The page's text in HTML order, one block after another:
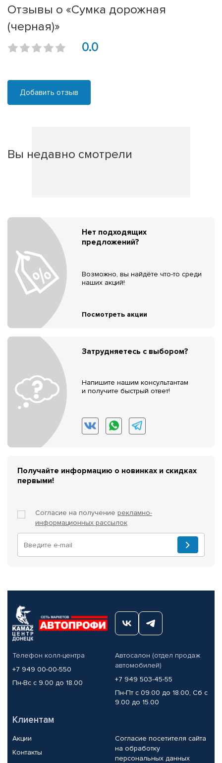
Отзывы о «Сумка дорожная
(черная)»
0.0
Добавить отзыв
Вы недавно смотрели
Нет подходящих
предложений?
Возможно, вы найдёте что-то среди
наших акций!
Посмотреть акции
Затрудняетесь с выбором?
Напишите нашим консультантам
и получите быстрый ответ!
Получайте информацию о новинках и скидках
первыми!
Согласие на получение рекламно-
информационных рассылок
Телефон колл-центра
+7 949 00-00-550
Пн-Вс с 9.00 до 18.00
Автосалон (отдел продаж
автомобилей)
+7 949 503-45-55
Пн-Пт с 09.00 до 18.00, Сб с
9.00 до 15.00
Клиентам
Акции
Контакты
Согласие посетителя сайта
на обработку
персональных данных